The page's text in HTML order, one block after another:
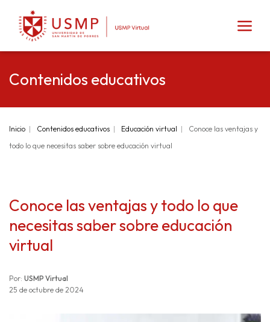
Contenidos educativos
Inicio Contenidos educativos Educación virtual
Conoce las ventajas y
todo lo que necesitas saber sobre educación virtual
Conoce las ventajas y todo lo que
necesitas saber sobre educación
virtual
Por: USMP Virtual
25 de octubre de 2024